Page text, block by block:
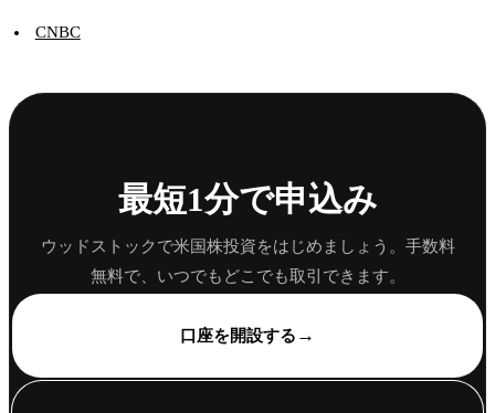
CNBC
最短1分で申込み
ウッドストックで米国株投資をはじめましょう。手数料
無料で、いつでもどこでも取引できます。
口座を開設する →